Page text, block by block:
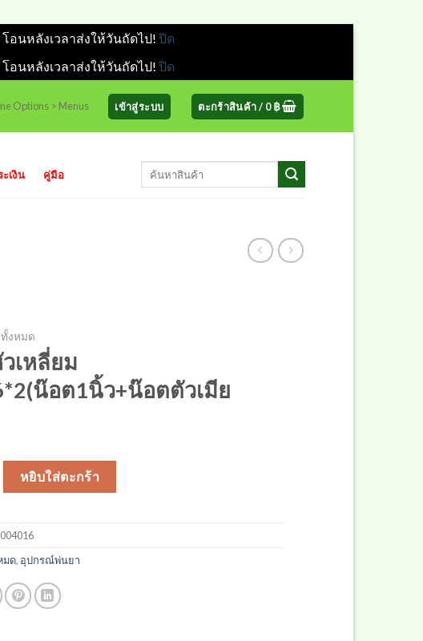
อนหลังเวลาส่งให้วันถัดไป! ปิด
อนหลังเวลาส่งให้วันถัดไป! ปิด
Options > Menus เข้าสู่ระบบ ตะกร้าสินค้า / 0฿
เงิน คู่มือ
ค้นหา:
งหมด
เหลี่ยม
น๊อต1นิ้ว+น๊อตตัวเมีย
เหลี่ยมขาว5/16*2(น๊อต1นิ้ว+น๊อตตัวเมีย ชิ้น
หยิบใส่ตะกร้า
มด, อุปกรณ์พ่นยา